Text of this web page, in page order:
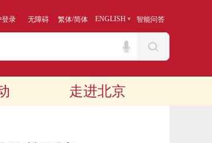
登录 无障碍 繁体/简体 ENGLISH 智能问答
走进北京